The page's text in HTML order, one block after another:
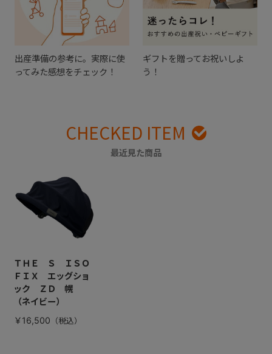
出産準備の参考に。実際に使
ってみた感想をチェック！
ギフトを贈ってお祝いしよ
う！
CHECKED ITEM
最近見た商品
ＴＨＥ Ｓ ＩＳＯ
ＦＩＸ エッグショ
ック ＺＤ 幌
（ネイビー）
￥16,500